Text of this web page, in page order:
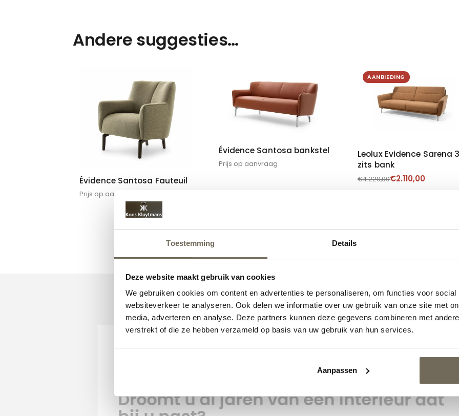
Toestemming Details
Deze website maakt gebruik van cookies
We gebruiken cookies om content en advertenties te personaliseren, om functies voor social
websiteverkeer te analyseren. Ook delen we informatie over uw gebruik van onze site met
media, adverteren en analyse. Deze partners kunnen deze gegevens combineren met
verstrekt of die ze hebben verzameld op basis van uw gebruik van hun services.
Aanpassen
Andere suggesties…
Évidence Santosa Fauteuil
Prijs op aanvraag
Évidence Santosa bankstel
Prijs op aanvraag
AANBIEDING
Leolux Evidence Sarena 3
zits bank
€4.220,00€2.110,00
Interieuradvies
Droomt u al jaren van
bij u past?